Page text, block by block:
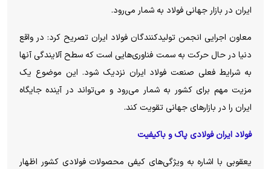
ایران در بازار جهانی فولاد به شمار می‌رود.
معاون اجرایی انجمن تولیدکنندگان فولاد ایران تصریح کرد: در واقع
دنیا در حال حرکت به سمت فناوری‌هایی است که سطح آلایندگی آنها
به شرایط فعلی صنعت فولاد ایران نزدیک شود. این موضوع یک
مزیت مهم برای کشور به شمار می‌رود و می‌تواند در آینده جایگاه
ایران را در بازار‌های جهانی تقویت کند.
فولاد ایران فولادی پاک و باکیفیت
یعقوبی با اشاره به ویژگی‌های کیفی محصولات فولادی کشور اظهار